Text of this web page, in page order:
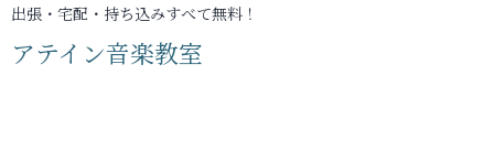
出張・宅配・持ち込みすべて無料！
アテイン音楽教室